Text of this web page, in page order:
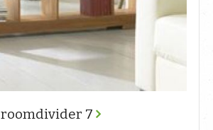
roomdivider 7